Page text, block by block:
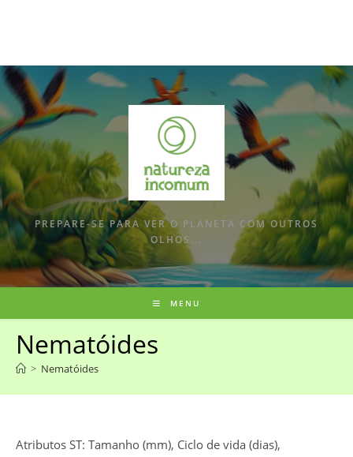
PREPARE-SE PARA VER O PLANETA COM OUTROS
OLHOS...
MENU
Nematóides
> Nematóides
Atributos ST: Tamanho (mm), Ciclo de vida (dias),